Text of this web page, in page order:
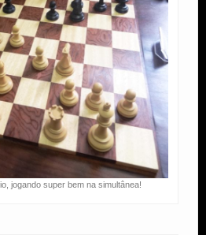
jogando super bem na simultânea!